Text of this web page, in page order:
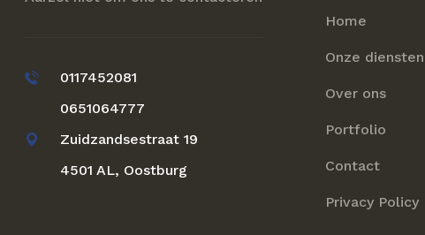
0117452081
0651064777
Zuidzandsestraat 19
4501 AL, Oostburg
Home
Onze diensten
Over ons
Portfolio
Contact
Privacy Policy